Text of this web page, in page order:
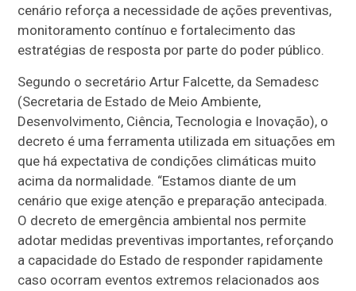
cenário reforça a necessidade de ações preventivas,
monitoramento contínuo e fortalecimento das
estratégias de resposta por parte do poder público.
Segundo o secretário Artur Falcette, da Semadesc
(Secretaria de Estado de Meio Ambiente,
Desenvolvimento, Ciência, Tecnologia e Inovação), o
decreto é uma ferramenta utilizada em situações em
que há expectativa de condições climáticas muito
acima da normalidade. “Estamos diante de um
cenário que exige atenção e preparação antecipada.
O decreto de emergência ambiental nos permite
adotar medidas preventivas importantes, reforçando
a capacidade do Estado de responder rapidamente
caso ocorram eventos extremos relacionados aos